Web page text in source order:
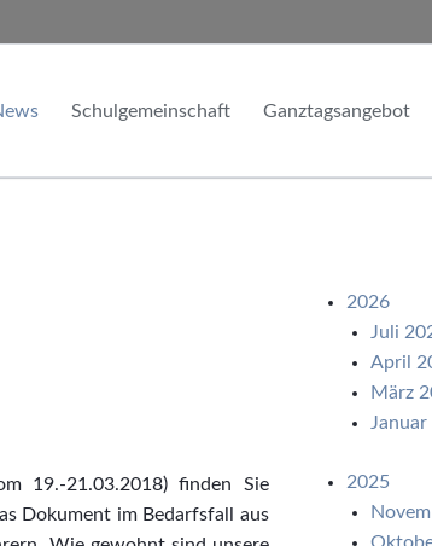
Schulgemeinschaft Ganztagsangebot
19.-21.03.2018) finden Sie
Dokument im Bedarfsfall aus
2026
Juli
April
März
2025